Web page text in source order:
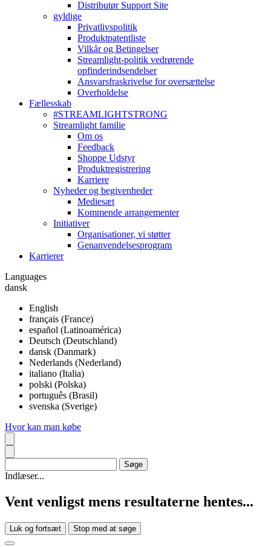
Distributør Support Site
gyldige
Privatlivspolitik
Produktpatentliste
Vilkår og Betingelser
Streamlight-politik vedrørende
opfinderindsendelser
Ansvarsfraskrivelse for oversættelse
Overholdelse
Fællesskab
#STREAMLIGHTSTRONG
Streamlight familie
Om os
Feedback
Shoppe Udstyr
Produktregistrering
Karriere
Nyheder og begivenheder
Mediesæt
Kommende arrangementer
Initiativer
Organisationer, vi støtter
Genanvendelsesprogram
Karrierer
Languages
dansk
English
français (France)
español (Latinoamérica)
Deutsch (Deutschland)
dansk (Danmark)
Nederlands (Nederland)
italiano (Italia)
polski (Polska)
português (Brasil)
svenska (Sverige)
Hvor kan man købe
Indlæser...
Vent venligst mens resultaterne hentes...
Luk og fortsæt Stop med at søge